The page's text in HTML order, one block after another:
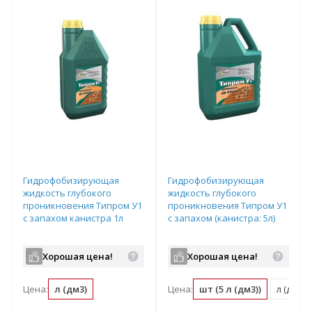
Гидрофобизирующая
жидкость глубокого
проникновения Типром У1
с запахом канистра 1л
Хорошая цена!
Цена: л (дм3)
Гидрофобизирующая
жидкость глубокого
проникновения Типром У1
с запахом (канистра: 5л)
Хорошая цена!
Цена: шт (5 л (дм3)) л (дм3)